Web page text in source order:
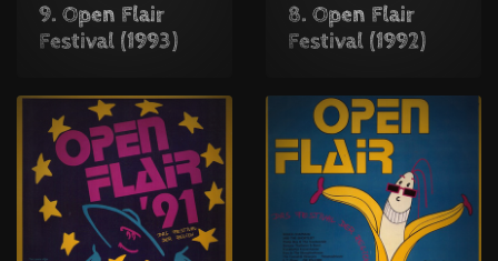
9. Open Flair
Festival (1993)
8. Open Flair
Festival (1992)